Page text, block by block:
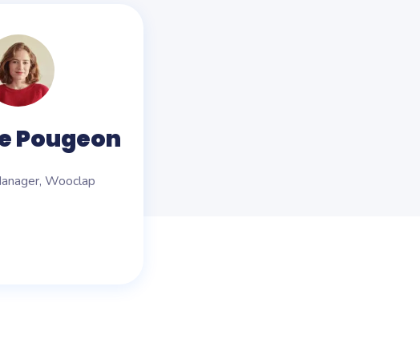
Pougeon
Wooclap